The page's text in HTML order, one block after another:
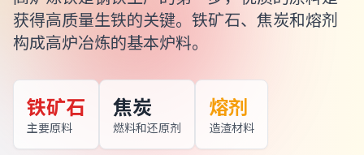
获得高质量生铁的关键。铁矿石、焦炭和熔剂
构成高炉冶炼的基本炉料。
铁矿石
主要原料
焦炭
燃料和还原剂
熔剂
造渣材料